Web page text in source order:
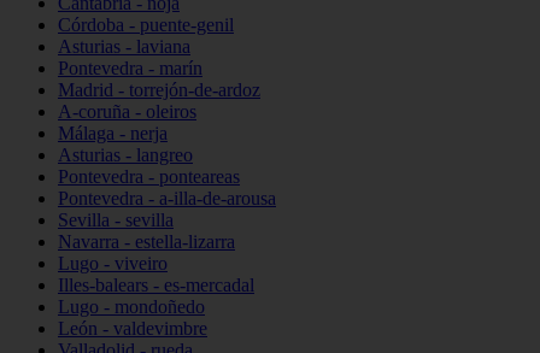
Córdoba - puente-genil
Asturias - laviana
Pontevedra - marín
Madrid - torrejón-de-ardoz
A-coruña - oleiros
Málaga - nerja
Asturias - langreo
Pontevedra - ponteareas
Pontevedra - a-illa-de-arousa
Sevilla - sevilla
Navarra - estella-lizarra
Lugo - viveiro
Illes-balears - es-mercadal
Lugo - mondoñedo
León - valdevimbre